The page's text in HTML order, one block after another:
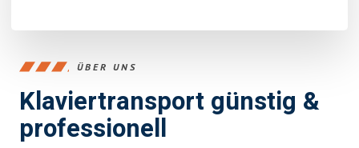
ÜBER UNS
Klaviertransport günstig &
professionell